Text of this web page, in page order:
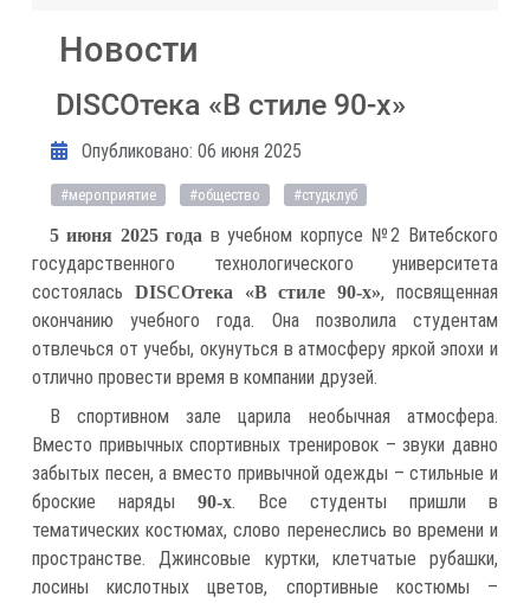
Новости
DISCOтека «В стиле 90-х»
Информация о материале
Опубликовано: 06 июня 2025
#мероприятие #общество #студклуб
5 июня 2025 года в учебном корпусе №2 Витебского
государственного технологического университета
состоялась DISCOтека «В стиле 90-х», посвященная
окончанию учебного года. Она позволила студентам
отвлечься от учебы, окунуться в атмосферу яркой эпохи и
отлично провести время в компании друзей.
В спортивном зале царила необычная атмосфера.
Вместо привычных спортивных тренировок – звуки давно
забытых песен, а вместо привычной одежды – стильные и
броские наряды90-х. Все студенты пришли в
тематических костюмах, слово перенеслись во времени и
пространстве. Джинсовые куртки, клетчатые рубашки,
лосины кислотных цветов, спортивные костюмы –